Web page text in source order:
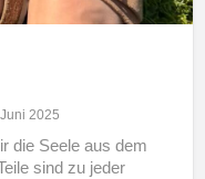
2025
die Seele aus dem
sind zu jeder